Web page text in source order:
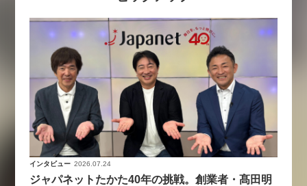
インタビュー 2026.07.24
ジャパネットたかた40年の挑戦。創業者・髙田明